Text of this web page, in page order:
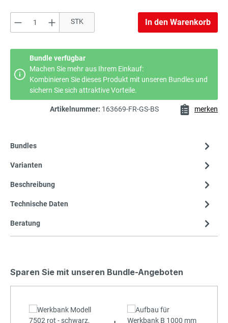
Produkt Anzahl: Gib den gewünschten
STK In den Warenkorb
Bundle verfügbar
Machen Sie mehr aus Ihrem Einkauf:
Kombinieren Sie dieses Produkt mit unseren Bundles und
sichern Sie sich attraktive Vorteile.
Artikelnummer: 163669-FR-GS-BS merken
Bundles
Varianten
Beschreibung
Technische Daten
Beratung
Sparen Sie mit unseren Bundle-Angeboten